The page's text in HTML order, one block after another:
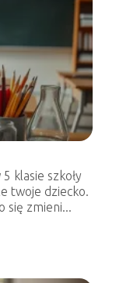
klasie szkoły
twoje dziecko.
się zmieni...